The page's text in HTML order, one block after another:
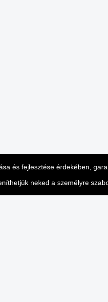
és fejlesztése érdekében,
neked a személyre